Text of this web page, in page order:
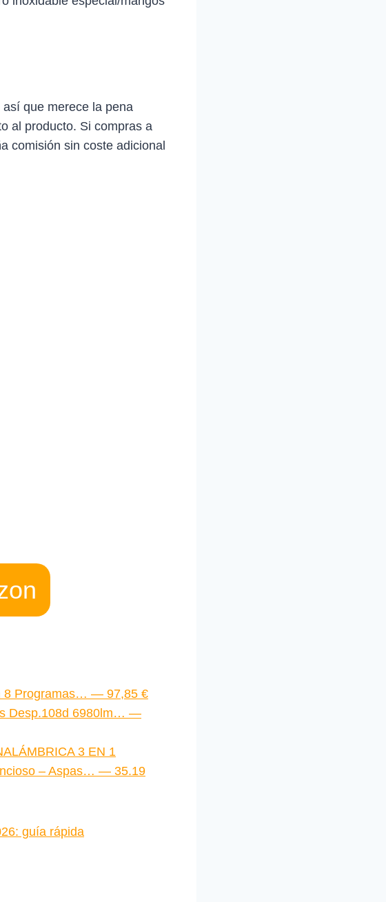
que merece la pena
al producto. Si compras a
comisión sin coste adicional
8 Programas… — 97,85 €
Desp.108d 6980lm… —
3 EN 1
– Aspas… — 35.19
guía rápida